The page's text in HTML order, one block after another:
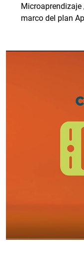
Microaprendizaje
marco del plan